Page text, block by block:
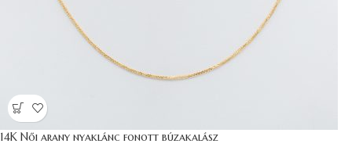
14K Női arany nyaklánc fonott búzakalász